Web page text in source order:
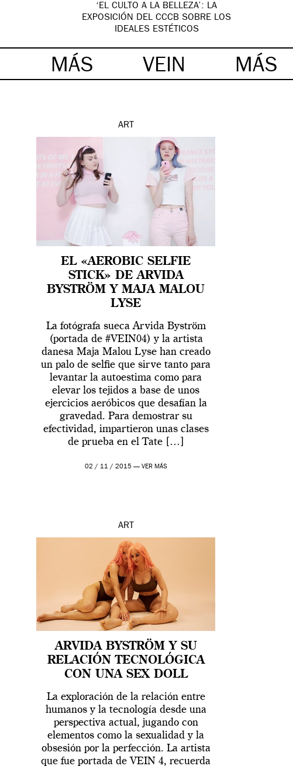
‘EL CULTO A LA BELLEZA’: LA
EXPOSICIÓN DEL CCCB SOBRE LOS
IDEALES ESTÉTICOS
MÁS VEIN MÁS
ART
EL «AEROBIC SELFIE
STICK» DE ARVIDA
BYSTRÖM Y MAJA MALOU
LYSE
La fotógrafa sueca Arvida Byström
(portada de #VEIN04) y la artista
danesa Maja Malou Lyse han creado
un palo de selfie que sirve tanto para
levantar la autoestima como para
elevar los tejidos a base de unos
ejercicios aeróbicos que desafían la
gravedad. Para demostrar su
efectividad, impartieron unas clases
de prueba en el Tate […]
02 / 11 / 2015 — VER MÁS
ART
ARVIDA BYSTRÖM Y SU
RELACIÓN TECNOLÓGICA
CON UNA SEX DOLL
La exploración de la relación entre
humanos y la tecnología desde una
perspectiva actual, jugando con
elementos como la sexualidad y la
obsesión por la perfección. La artista
que fue portada de VEIN 4, recuerda